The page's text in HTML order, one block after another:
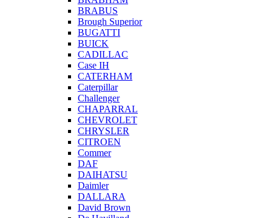
BRABUS
Brough Superior
BUGATTI
BUICK
CADILLAC
Case IH
CATERHAM
Caterpillar
Challenger
CHAPARRAL
CHEVROLET
CHRYSLER
CITROEN
Commer
DAF
DAIHATSU
Daimler
DALLARA
David Brown